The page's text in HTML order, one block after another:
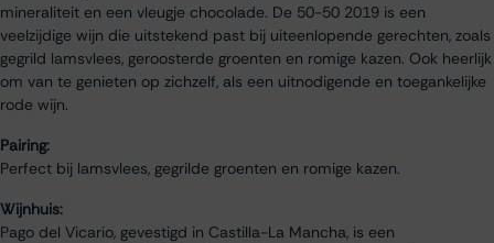
mineraliteit en een vleugje chocolade. De 50-50 2019 is een
veelzijdige wijn die uitstekend past bij uiteenlopende gerechten, zoals
gegrild lamsvlees, geroosterde groenten en romige kazen. Ook heerlijk
om van te genieten op zichzelf, als een uitnodigende en toegankelijke
rode wijn.
Pairing:
Perfect bij lamsvlees, gegrilde groenten en romige kazen.
Wijnhuis:
Pago del Vicario, gevestigd in Castilla-La Mancha, is een